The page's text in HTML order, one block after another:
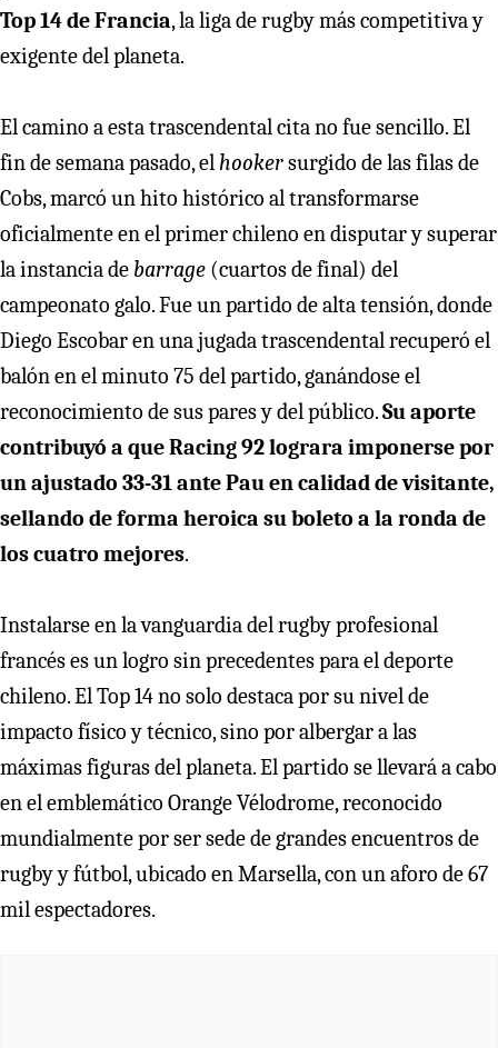
Top 14 de Francia, la liga de rugby más competitiva y
exigente del planeta.
El camino a esta trascendental cita no fue sencillo. El
fin de semana pasado, elhookersurgido de las filas de
Cobs, marcó un hito histórico al transformarse
oficialmente en el primer chileno en disputar y superar
la instancia de barrage (cuartos de final) del
campeonato galo. Fue un partido de alta tensión, donde
Diego Escobar en una jugada trascendental recuperó el
balón en el minuto 75 del partido, ganándose el
reconocimiento de sus pares y del público.Su aporte
contribuyó a que Racing 92 lograra imponerse por
un ajustado 33-31 ante Pau en calidad de visitante,
sellando de forma heroica su boleto a la ronda de
los cuatro mejores.
Instalarse en la vanguardia del rugby profesional
francés es un logro sin precedentes para el deporte
chileno. El Top 14 no solo destaca por su nivel de
impacto físico y técnico, sino por albergar a las
máximas figuras del planeta. El partido se llevará a cabo
en el emblemático Orange Vélodrome, reconocido
mundialmente por ser sede de grandes encuentros de
rugby y fútbol, ubicado en Marsella, con un aforo de 67
mil espectadores.